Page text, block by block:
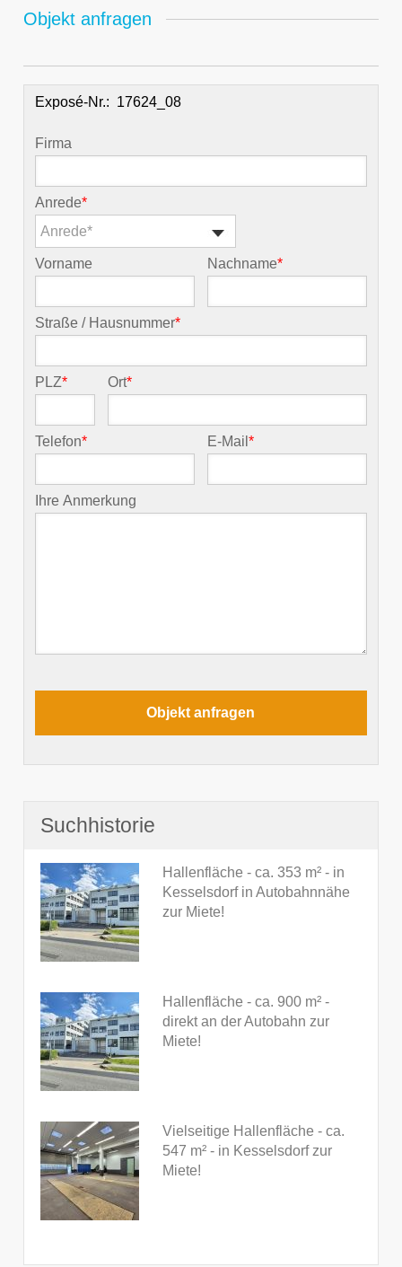
Objekt anfragen
Exposé-Nr.:
Firma
Anrede*
Anrede*
Vorname Nachname*
Straße / Hausnummer*
PLZ* Ort*
Telefon* E-Mail*
Ihre Anmerkung
Suchhistorie
Hallenfläche - ca. 353 m² - in
Kesselsdorf in Autobahnnähe
zur Miete!
Hallenfläche - ca. 900 m² -
direkt an der Autobahn zur
Miete!
Vielseitige Hallenfläche - ca.
547 m² - in Kesselsdorf zur
Miete!